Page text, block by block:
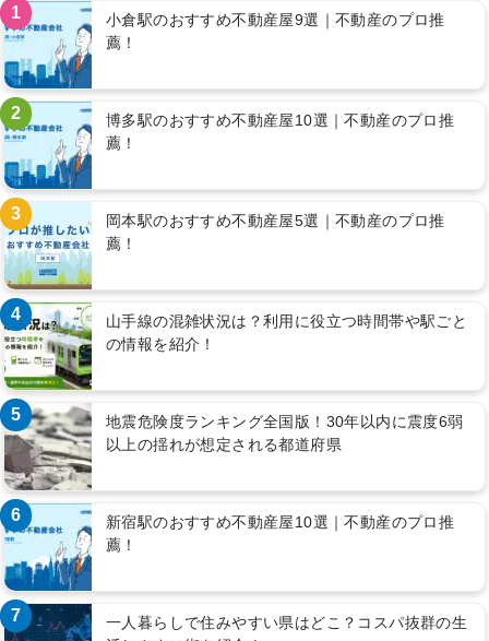
1
小倉駅のおすすめ不動産屋9選｜不動産のプロ推
薦！
2
博多駅のおすすめ不動産屋10選｜不動産のプロ推
薦！
3
岡本駅のおすすめ不動産屋5選｜不動産のプロ推
薦！
4
山手線の混雑状況は？利用に役立つ時間帯や駅ごと
の情報を紹介！
5
地震危険度ランキング全国版！30年以内に震度6弱
以上の揺れが想定される都道府県
6
新宿駅のおすすめ不動産屋10選｜不動産のプロ推
薦！
7
一人暮らしで住みやすい県はどこ？コスパ抜群の生